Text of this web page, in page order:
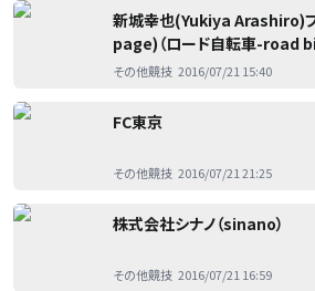
新城幸也(Yukiya Arashiro)
page)（ロード自転車-road
その他競技 2016/07/21 15:40
FC東京
その他競技 2016/07/21 21:25
株式会社シナノ（sinano）
その他競技 2016/07/21 16:59